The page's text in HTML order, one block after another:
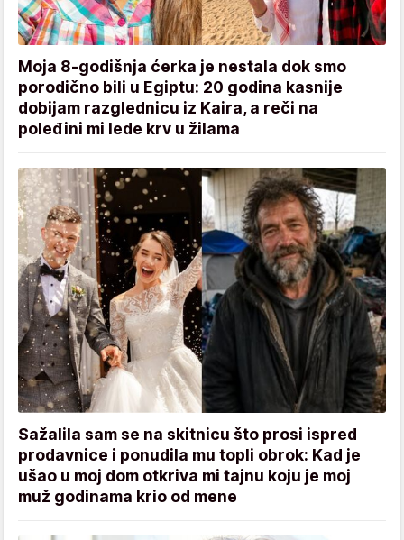
Moja 8-godišnja ćerka je nestala dok smo
porodično bili u Egiptu: 20 godina kasnije
dobijam razglednicu iz Kaira, a reči na
poleđini mi lede krv u žilama
Sažalila sam se na skitnicu što prosi ispred
prodavnice i ponudila mu topli obrok: Kad je
ušao u moj dom otkriva mi tajnu koju je moj
muž godinama krio od mene